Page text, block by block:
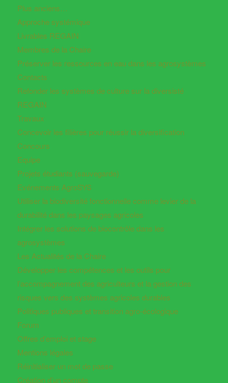
Plus anciens…
Approche systémique
Livrables REGAIN
Membres de la Chaire
Préserver les ressources en eau dans les agrosystèmes
Contacts
Refonder les systèmes de culture sur la diversisté
REGAIN
Travaux
Concevoir les filières pour réussir la diversification
Concours
Equipe
Projets étudiants (sauvegarde)
Evénements AgroSYS
Utiliser la biodiversité fonctionnelle comme levier de la
durabilité dans les paysages agricoles
Intégrer les solutions de biocontrôle dans les
agrosystèmes
Les Actualités de la Chaire
Développer les compétences et les outils pour
l’accompagnement des agriculteurs et la gestion des
risques vers des systèmes agricoles durables
Politiques publiques et transition agro-écologique
Forum
Offres d’emploi et stage
Mentions légales
Réinitialiser un mot de passe
Création d’un compte